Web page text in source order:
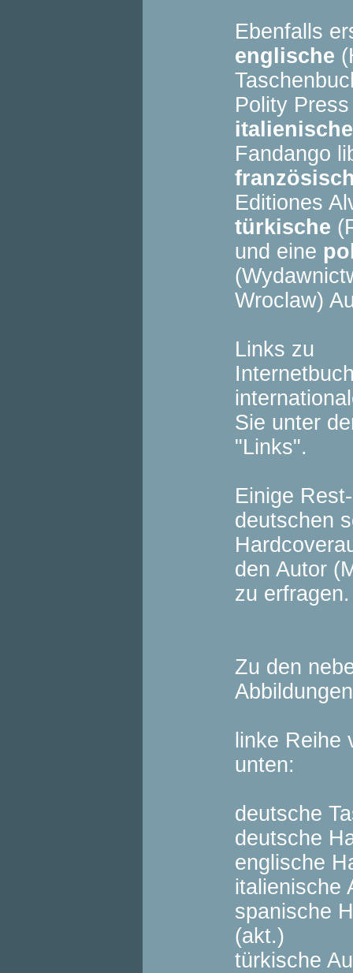
Ebenfalls
englische
Polity
italienische
Fandango
Editiones
türkische
und eine
Wroclaw)
Links zu
Sie unter
"Links".
Einige
deutschen
den Autor
zu erfragen.
Zu den
linke Reihe
unten:
deutsche
deutsche
englische
italienische
spanische
(akt.)
türkische